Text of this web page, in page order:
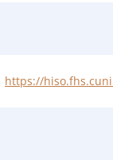
https://